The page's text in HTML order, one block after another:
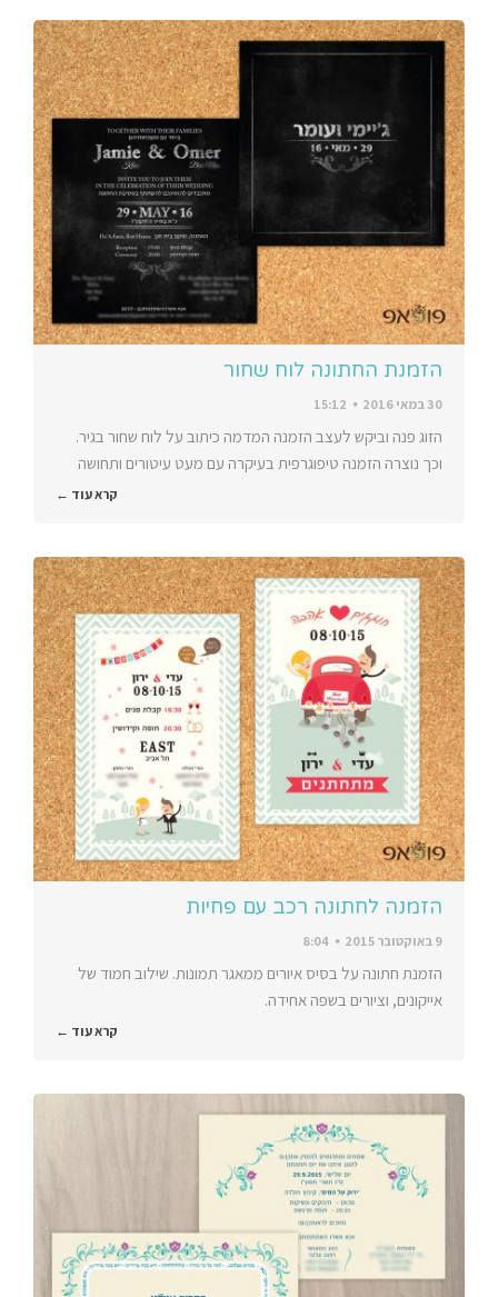
הזמנת החתונה לוח שחור
30 במאי 2016 15:12
הזוג פנה וביקש לעצב הזמנה המדמה כיתוב על לוח שחור בגיר.
וכך נוצרה הזמנה טיפוגרפית בעיקרה עם מעט עיטורים ותחושה
קרא עוד ←
הזמנה לחתונה רכב עם פחיות
9 באוקטובר 2015 8:04
הזמנת חתונה על בסיס איורים ממאגר תמונות. שילוב חמוד של
אייקונים, וציורים בשפה אחידה.
קרא עוד ←